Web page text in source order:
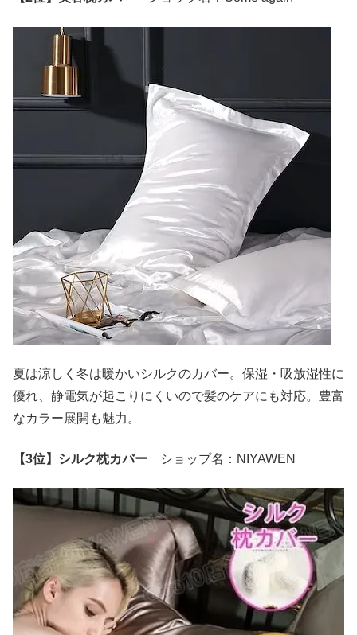
夏は涼しく冬は暖かいシルクのカバー。保湿・吸放湿性に
優れ、静電気が起こりにくいので髪のケアにも対応。豊富
なカラー展開も魅力。
【3位】シルク枕カバー ショップ名：NIYAWEN